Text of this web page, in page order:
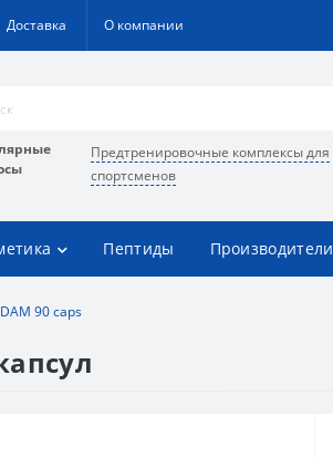
Доставка О компании
Предтренировочные комплексы для
спортсменов
Пептиды Производители
90 caps